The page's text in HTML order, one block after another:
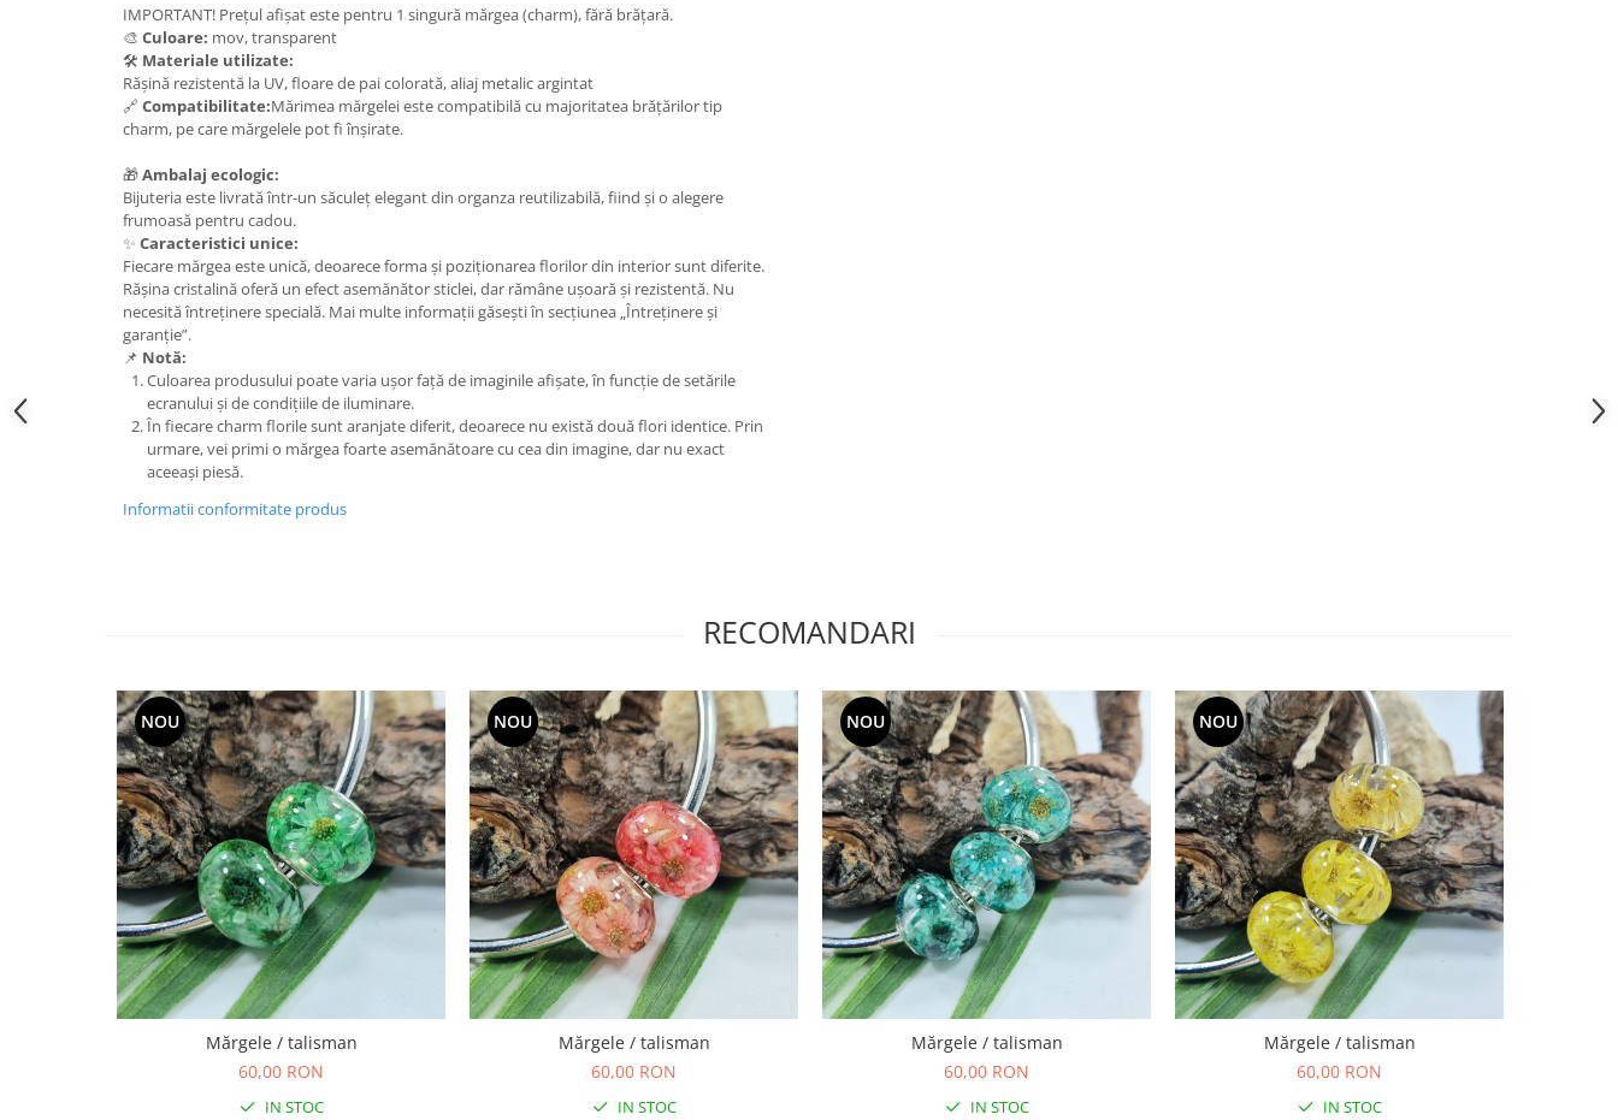
Mărgele / talisman
Bijuterii din Floarea de colț
Colier / Pandantiv
Suport bijuterii
Bijuterii cu cristale naturale
Colier / Pandantiv
Brățară
Bijuterii din lemn
Colier / Pandantiv
Bijuterii - Alte
Suport bijuterii
Semn de carte
Produse personalizate (mărturii)
Produse zero waste
Săculeț de depozitare pentru pâine
Ambalaj cu ceară de albine pentru
Șervețel ecologic pentru sandiș
Săculeț pentru ronțăieli
Capac textil pentru vase și farfurii
IMPORTANT! Prețul afișat este pentru 1 singură mărgea (charm), fără brățară.
🎨 Culoare: mov, transparent
🛠️ Materiale utilizate:
Rășină rezistentă la UV, floare de pai colorată, aliaj metalic argintat
🔗Compatibilitate:Mărimea mărgelei este compatibilă cu majoritatea brățărilor tip
charm, pe care mărgelele pot fi înșirate.
🎁Ambalaj ecologic:
Bijuteria este livrată într-un săculeț elegant din organza reutilizabilă, fiind și o alegere
frumoasă pentru cadou.
✨ Caracteristici unice:
Fiecare mărgea este unică, deoarece forma și poziționarea florilor din interior sunt diferite.
Rășina cristalină oferă un efect asemănător sticlei, dar rămâne ușoară și rezistentă. Nu
necesită întreținere specială. Mai multe informații găsești în secțiunea „Întreținere și
garanție”.
📌 Notă:
Culoarea produsului poate varia ușor față de imaginile afișate, în funcție de setările
ecranului și de condițiile de iluminare.
În fiecare charm florile sunt aranjate diferit, deoarece nu există două flori identice. Prin
urmare, vei primi o mărgea foarte asemănătoare cu cea din imagine, dar nu exact
aceeași piesă.
Informatii conformitate produs
RECOMANDARI
NOU
Mărgele / talisman
60,00 RON
IN STOC
NOU
Mărgele / talisman
60,00 RON
IN STOC
NOU
Mărgele / talisman
60,00 RON
IN STOC
NOU
Mărgele / talisman
60,00 RON
IN STOC